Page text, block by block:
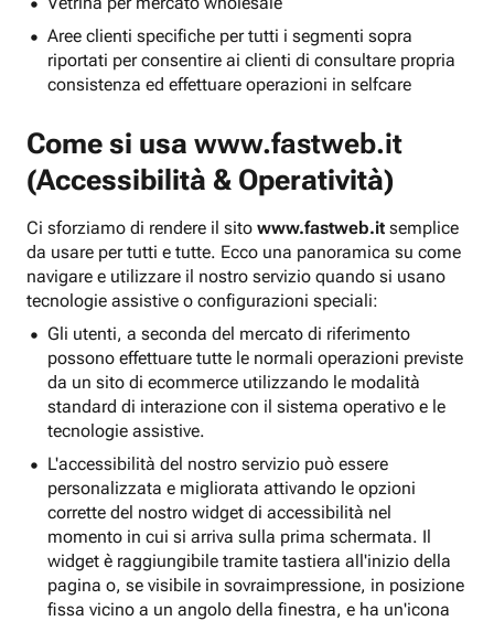
Aree clienti specifiche per tutti i segmenti sopra
riportati per consentire ai clienti di consultare propria
consistenza ed effettuare operazioni in selfcare
Come si usa www.fastweb.it
(Accessibilità & Operatività)
Ci sforziamo di rendere il sito www.fastweb.it semplice
da usare per tutti e tutte. Ecco una panoramica su come
navigare e utilizzare il nostro servizio quando si usano
tecnologie assistive o configurazioni speciali:
Gli utenti, a seconda del mercato di riferimento
possono effettuare tutte le normali operazioni previste
da un sito di ecommerce utilizzando le modalità
standard di interazione con il sistema operativo e le
tecnologie assistive.
L'accessibilità del nostro servizio può essere
personalizzata e migliorata attivando le opzioni
corrette del nostro widget di accessibilità nel
momento in cui si arriva sulla prima schermata. Il
widget è raggiungibile tramite tastiera all'inizio della
pagina o, se visibile in sovraimpressione, in posizione
fissa vicino a un angolo della finestra, e ha un'icona